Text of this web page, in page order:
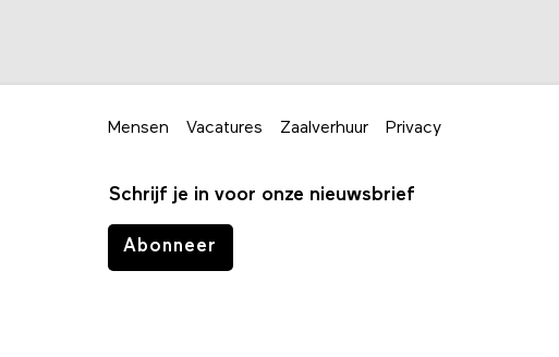
Mensen Vacatures Zaalverhuur Privacy
Schrijf je in voor onze nieuwsbrief
Abonneer